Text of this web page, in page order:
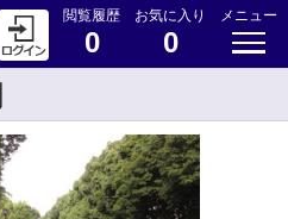
閲覧履歴
0
お気に入り
0
メニュー